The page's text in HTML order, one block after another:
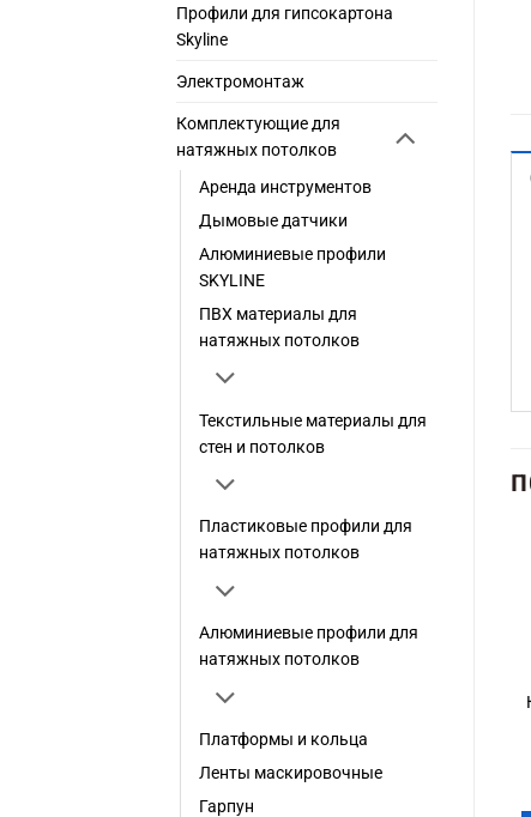
Профили для гипсокартона
Skyline
Электромонтаж
Комплектующие для
натяжных потолков
Аренда инструментов
Дымовые датчики
Алюминиевые профили
SKYLINE
ПВХ материалы для
натяжных потолков
Текстильные материалы для
стен и потолков
Пластиковые профили для
натяжных потолков
Алюминиевые профили для
натяжных потолков
Платформы и кольца
Ленты маскировочные
Гарпун
ПВХ Флекс-средство